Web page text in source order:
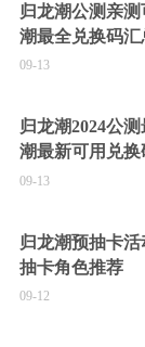
归龙潮公测亲
潮最全兑换码汇
09-13
归龙潮2024公
潮最新可用兑换
09-13
归龙潮预抽卡
抽卡角色推荐
09-12